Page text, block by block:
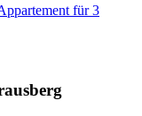
für 3